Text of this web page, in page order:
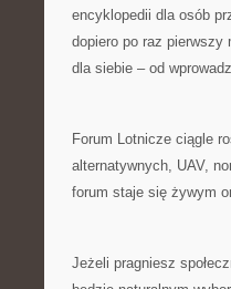
encyklopedii dla osób
dopiero po raz
dla siebie – od
Forum Lotnicze ciągle
alternatywnych, UAV,
forum staje się żywym
Jeżeli pragniesz